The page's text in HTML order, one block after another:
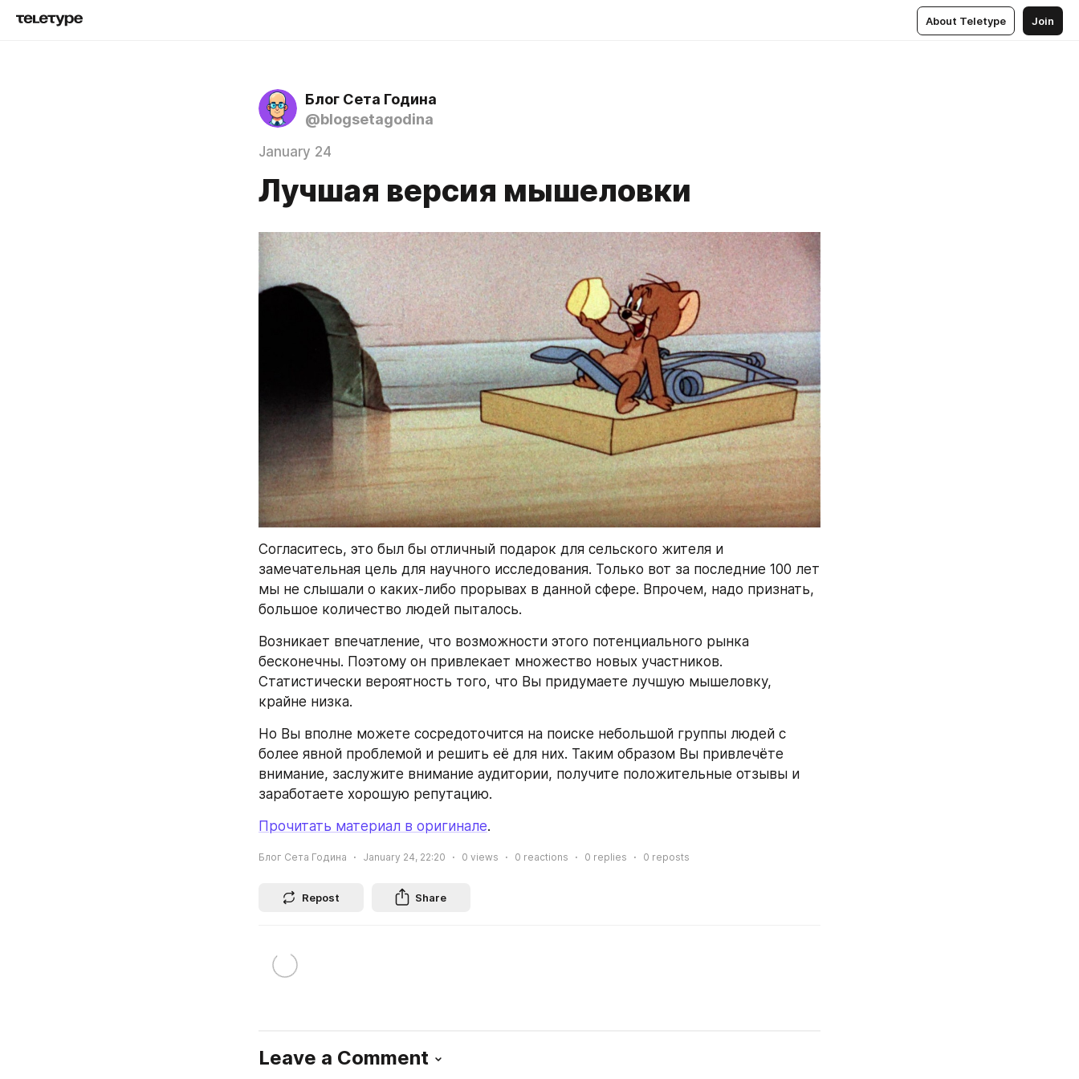
About Teletype Join
Блог Сета Година
@blogsetagodina
January 24
Лучшая версия мышеловки
Согласитесь, это был бы отличный подарок для сельского жителя и
замечательная цель для научного исследования. Только вот за последние 100 лет
мы не слышали о каких-либо прорывах в данной сфере. Впрочем, надо признать,
большое количество людей пыталось.
Возникает впечатление, что возможности этого потенциального рынка
бесконечны. Поэтому он привлекает множество новых участников.
Статистически вероятность того, что Вы придумаете лучшую мышеловку,
крайне низка.
Но Вы вполне можете сосредоточится на поиске небольшой группы людей с
более явной проблемой и решить её для них. Таким образом Вы привлечёте
внимание, заслужите внимание аудитории, получите положительные отзывы и
заработаете хорошую репутацию.
Прочитать материал в оригинале.
Блог Сета Година January 24, 22:20 0 views 0 reactions 0 replies 0 reposts
Repost Share
Leave a Comment